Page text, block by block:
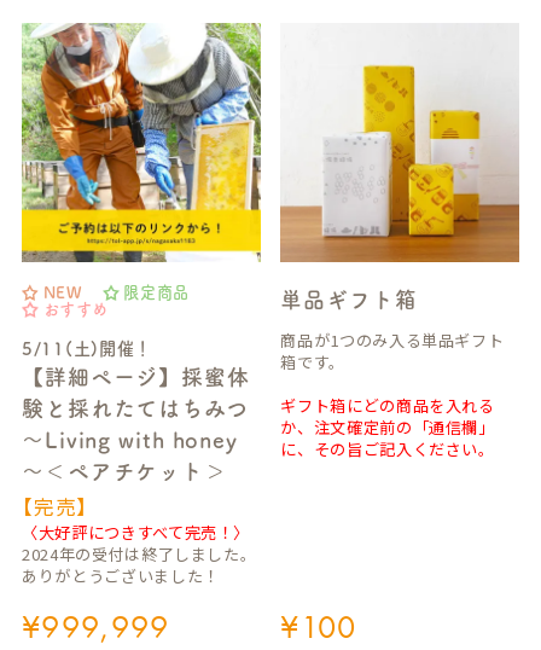
NEW
限定商品
おすすめ
5/11(土)開催！
【詳細ページ】採蜜体
験と採れたてはちみつ
～Living with honey
～＜ペアチケット＞
【完売】
〈大好評につきすべて完売！〉
2024年の受付は終了しました。
ありがとうございました！
¥999,999
単品ギフト箱
商品が1つのみ入る単品ギフト
箱です。
ギフト箱にどの商品を入れる
か、注文確定前の「通信欄」
に、その旨ご記入ください。
¥100